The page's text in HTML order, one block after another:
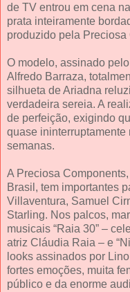
de TV entrou em cena
prata inteiramente
produzido pela Preciosa
O modelo, assinado
Alfredo Barraza,
silhueta de Ariadna
verdadeira sereia. A
de perfeição, exigindo
quase ininterruptamente
semanas.
A Preciosa
Brasil, tem importantes
Villaventura, Samuel
Starling. Nos palcos,
musicais “Raia 30” –
atriz Cláudia Raia – e
looks assinados por
fortes emoções, muita
público e da enorme